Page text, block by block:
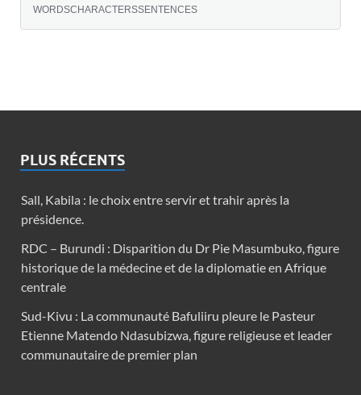
WORDSCHARACTERSSENTENCES
PLUS RÉCENTS
Sall, Kabila : le choix entre servir et trahir après la
présidence.
RDC – Burundi : Disparition du Dr Pie Masumbuko, figure
historique de la médecine et de la diplomatie en Afrique
centrale
Sud-Kivu : La communauté Bafuliiru pleure le Pasteur
Etienne Matendo Ndasubizwa, figure religieuse et leader
communautaire de premier plan